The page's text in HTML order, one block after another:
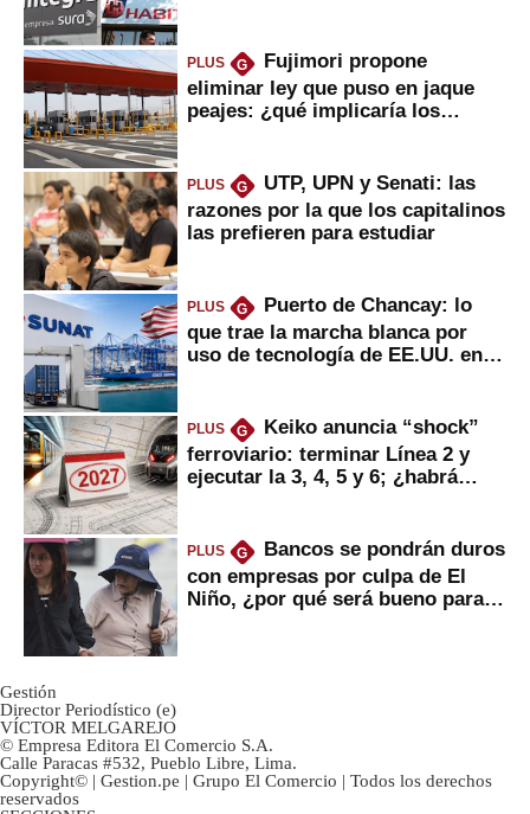
PLUS G
Fujimori propone
eliminar ley que puso en jaque
peajes: ¿qué implicaría los
PLUS G
UTP, UPN y Senati: las
razones por la que los capitalinos
las prefieren para estudiar
PLUS G
Puerto de Chancay: lo
que trae la marcha blanca por
uso de tecnología de EE.UU. en
PLUS G
Keiko anuncia “shock”
ferroviario: terminar Línea 2 y
ejecutar la 3, 4, 5 y 6; ¿habrá
PLUS G
Bancos se pondrán duros
con empresas por culpa de El
Niño, ¿por qué será bueno para
Gestión
Director Periodístico (e)
VÍCTOR MELGAREJO
© Empresa Editora El Comercio S.A.
Calle Paracas #532, Pueblo Libre, Lima.
Copyright© | Gestion.pe | Grupo El Comercio | Todos los derechos
reservados